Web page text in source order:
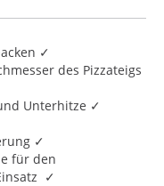
✓
des Pizzateigs
Unterhitze ✓
✓
für den
✓